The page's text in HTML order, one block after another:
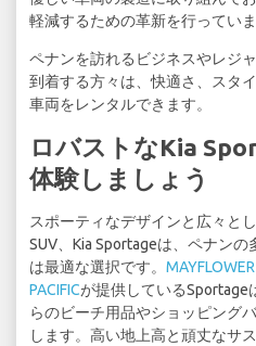
軽減するための革新を行っていま
ペナンを訪れるビジネスやレジ
到着する方々は、快適さ、スタ
車両をレンタルできます。
ロバストなKia
体験しましょう
スポーティなデザインと広々と
SUV、Kia Sportageは、ペナン
は最適な選択です。 MAYFLOWER
PACIFICが提供しているSportage
らのビーチ用品やショッピング
します。高い地上高と頑丈なサ